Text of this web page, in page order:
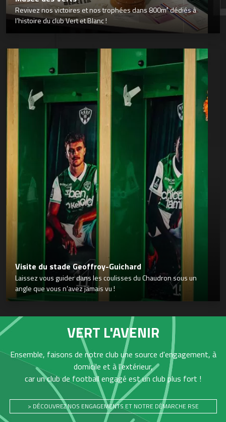
Revivez nos victoires et nos trophées dans 800m² dédiés à
l’histoire du club Vert et Blanc !
Visite du stade Geoffroy-Guichard
Laissez vous guider dans les coulisses du Chaudron sous un
angle que vous n’avez jamais vu !
VERT L'AVENIR
Ensemble, faisons de notre club une source d'engagement, à
domicile et à l'extérieur,
car un club de football engagé est un club plus fort !
> DÉCOUVREZ NOS ENGAGEMENTS ET NOTRE DÉMARCHE RSE